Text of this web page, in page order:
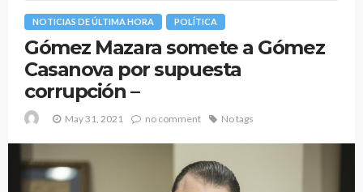
NOTICIAS DE ÚLTIMA HORA POLÍTICA
Gómez Mazara somete a Gómez
Casanova por supuesta
corrupción –
May 31, 2021 no comment No tags